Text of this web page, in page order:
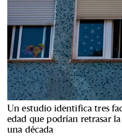
Un estudio identifica tres
edad que podrían retrasar
una década